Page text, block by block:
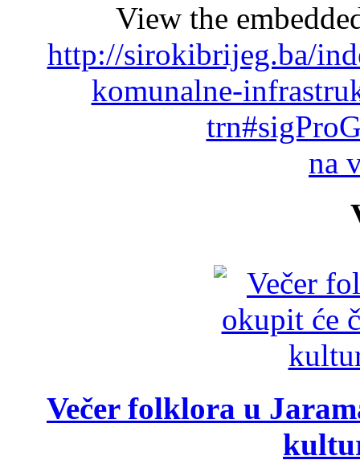
View the
http://sirokibrijeg.ba/
komunalne-
na
Večer folklora u